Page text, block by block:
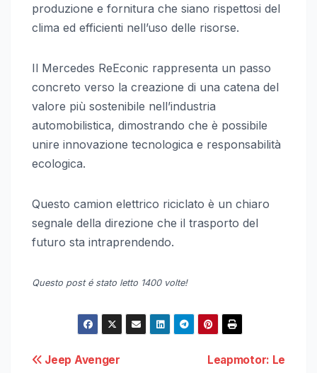
produzione e fornitura che siano rispettosi del
clima ed efficienti nell’uso delle risorse.
Il Mercedes ReEconic rappresenta un passo
concreto verso la creazione di una catena del
valore più sostenibile nell’industria
automobilistica, dimostrando che è possibile
unire innovazione tecnologica e responsabilità
ecologica.
Questo camion elettrico riciclato è un chiaro
segnale della direzione che il trasporto del
futuro sta intraprendendo.
Questo post é stato letto 1400 volte!
Navigazione
Leapmotor: Le
Jeep Avenger